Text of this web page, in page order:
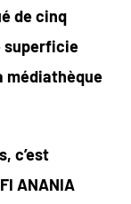
de cinq
superficie
médiathèque
c’est
ANANIA